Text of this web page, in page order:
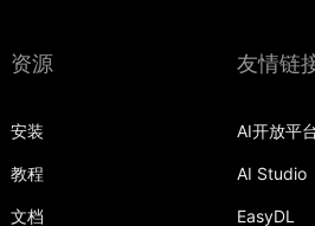
资源
安装
教程
文档
友情链
AI开放平
AI Studio
EasyDL